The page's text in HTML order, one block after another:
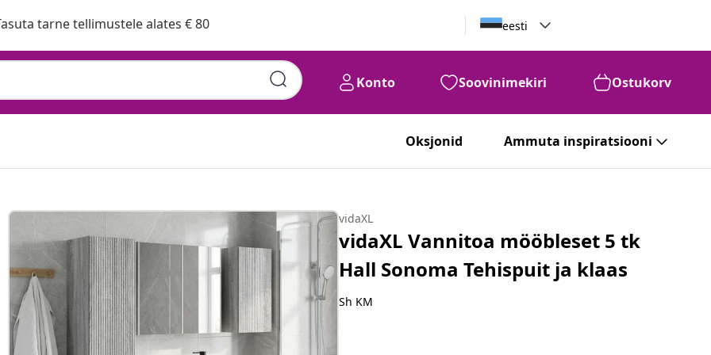
tarne tellimustele alates € 80 eesti
Konto Soovinimekiri Ostukorv
Oksjonid Ammuta inspiratsiooni
vidaXL
vidaXL Vannitoa mööbleset 5 tk
Hall Sonoma Tehispuit ja klaas
Sh KM